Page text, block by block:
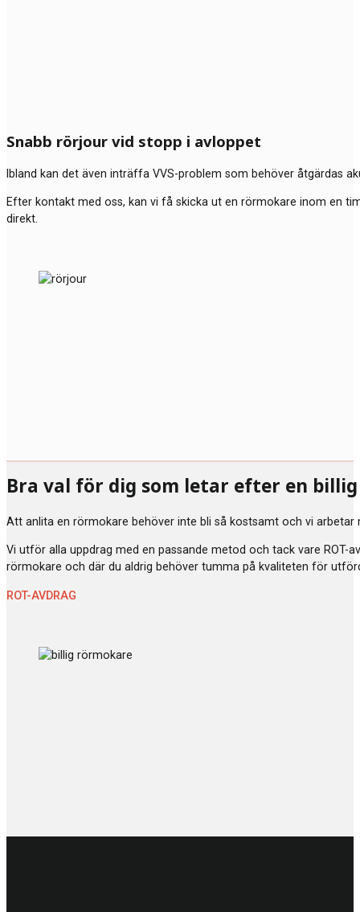
Snabb rörjour vid stopp i avloppet
Ibland kan det även inträffa VVS-problem som behöver åtgärdas
Efter kontakt med oss, kan vi få skicka ut en rörmokare inom en
direkt.
Bra val för dig som letar efter en
Att anlita en rörmokare behöver inte bli så kostsamt och vi
Vi utför alla uppdrag med en passande metod och tack vare ROT-
rörmokare och där du aldrig behöver tumma på kvaliteten för
ROT-AVDRAG